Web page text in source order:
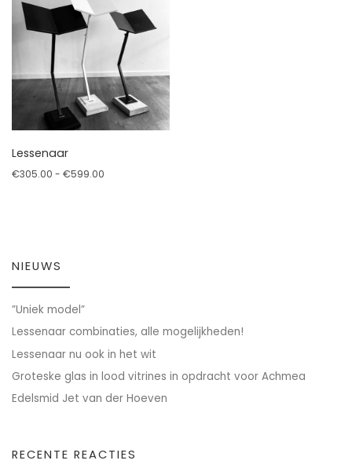
Lessenaar
€305.00 - €599.00
NIEUWS
”Uniek model”
Lessenaar combinaties, alle mogelijkheden!
Lessenaar nu ook in het wit
Groteske glas in lood vitrines in opdracht voor Achmea
Edelsmid Jet van der Hoeven
RECENTE REACTIES